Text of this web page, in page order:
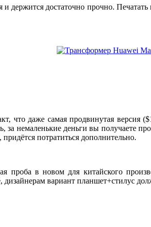
и держится достаточно прочно.
что даже самая продвинутая версия
за немаленькие деньги вы
потратиться дополнительно.
проба в новом для китайского
вариант планшет+стилус